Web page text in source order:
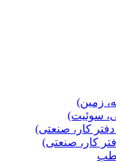
زمین)
سوئیت)
کار، صنعتی)
کار، صنعتی)